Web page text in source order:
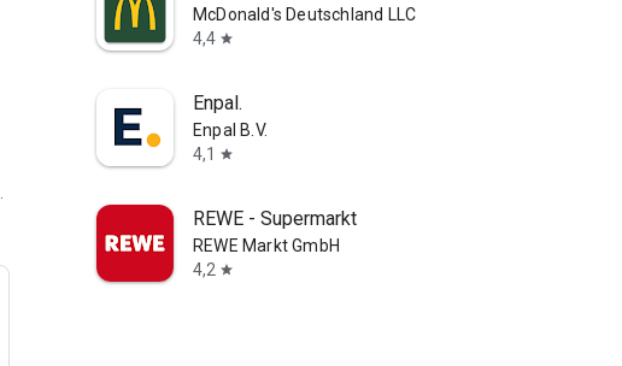
McDonald's Deutschland LLC
4,4 star
Enpal.
Enpal B.V.
4,1
star
REWE - Supermarkt
REWE Markt GmbH
4,2 star